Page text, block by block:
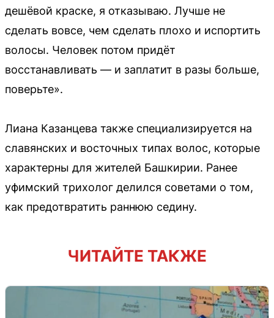
дешёвой краске, я отказываю. Лучше не
сделать вовсе, чем сделать плохо и испортить
волосы. Человек потом придёт
восстанавливать — и заплатит в разы больше,
поверьте».
Лиана Казанцева также специализируется на
славянских и восточных типах волос, которые
характерны для жителей Башкирии. Ранее
уфимский трихолог делился советами о том,
как предотвратить раннюю седину.
ЧИТАЙТЕ ТАКЖЕ